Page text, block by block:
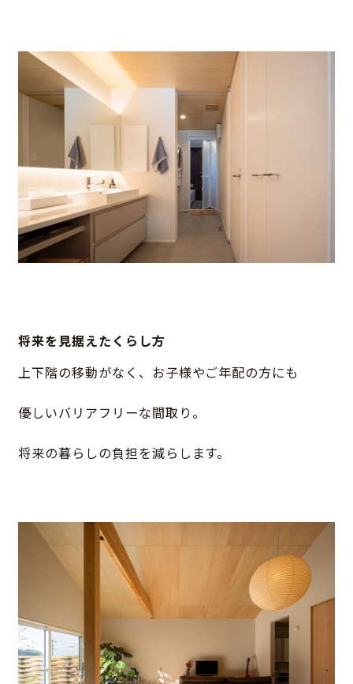
将来を見据えたくらし方
上下階の移動がなく、お子様やご年配の方にも
優しいバリアフリーな間取り。
将来の暮らしの負担を減らします。